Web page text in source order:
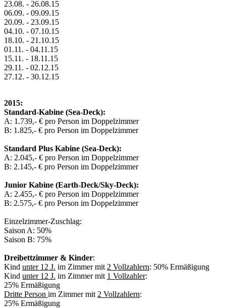
23.08. - 26.08.15
06.09. - 09.09.15
20.09. - 23.09.15
04.10. - 07.10.15
18.10. - 21.10.15
01.11. - 04.11.15
15.11. - 18.11.15
29.11. - 02.12.15
27.12. - 30.12.15
2015:
Standard-Kabine (Sea-Deck):
A: 1.739,- € pro Person im Doppelzimmer
B: 1.825,- € pro Person im Doppelzimmer
Standard Plus Kabine (Sea-Deck):
A: 2.045,- € pro Person im Doppelzimmer
B: 2.145,- € pro Person im Doppelzimmer
Junior Kabine (Earth-Deck/Sky-Deck):
A: 2.455,- € pro Person im Doppelzimmer
B: 2.575,- € pro Person im Doppelzimmer
Einzelzimmer-Zuschlag:
Saison A: 50%
Saison B: 75%
Dreibettzimmer & Kinder:
Kind unter 12 J. im Zimmer mit 2 Vollzahlern: 50% Ermäßigung
Kind unter 12 J. im Zimmer mit 1 Vollzahler:
25% Ermäßigung
Dritte Person im Zimmer mit 2 Vollzahlern:
25% Ermäßigung